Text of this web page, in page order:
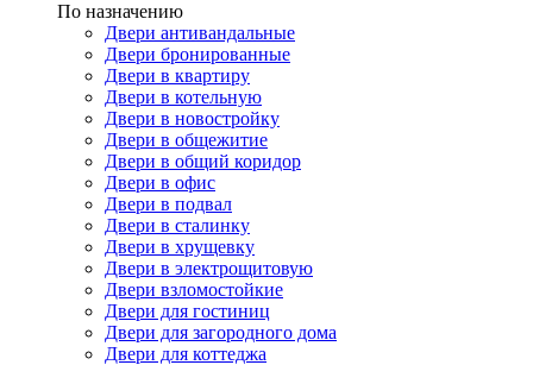
По назначению
Двери антивандальные
Двери бронированные
Двери в квартиру
Двери в котельную
Двери в новостройку
Двери в общежитие
Двери в общий коридор
Двери в офис
Двери в подвал
Двери в сталинку
Двери в хрущевку
Двери в электрощитовую
Двери взломостойкие
Двери для гостиниц
Двери для загородного дома
Двери для коттеджа